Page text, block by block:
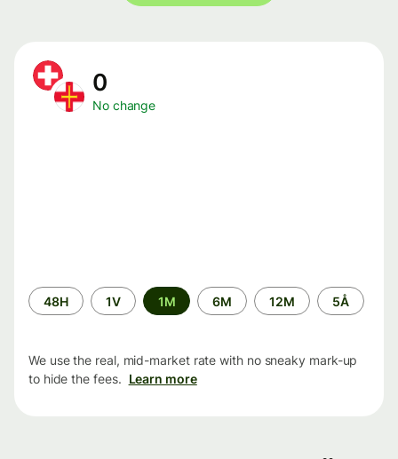
0
No change
Time
period
48H 1V 1M 6M 12M 5Å
We use the real, mid-market rate with no sneaky mark-up
to hide the fees. Learn more